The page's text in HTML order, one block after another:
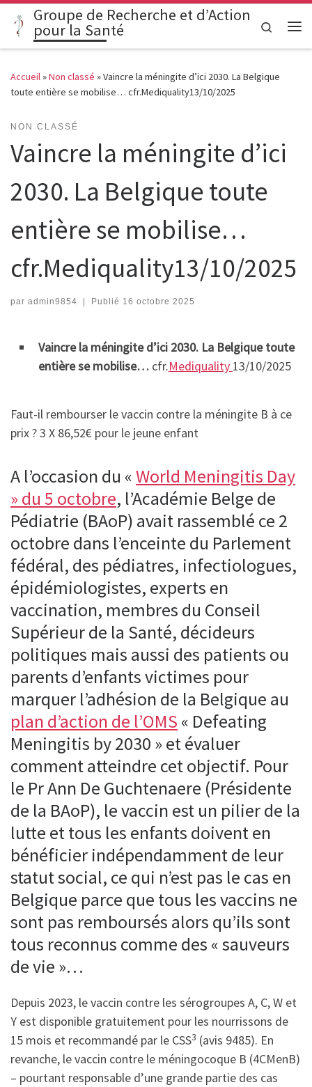
Passer au contenu
Groupe de Recherche et d’Action
pour la Santé
Search
Accueil»Non classé »Vaincre la méningite d’ici 2030. La Belgique
toute entière se mobilise… cfr.Mediquality13/10/2025
NON CLASSÉ
Vaincre la méningite d’ici
2030. La Belgique toute
entière se mobilise…
cfr.Mediquality13/10/2025
par admin9854 Publié 16 octobre 2025
Vaincre la méningite d’ici 2030. La Belgique toute
entière se mobilise… cfr.Mediquality 13/10/2025
Faut-il rembourser le vaccin contre la méningite B à ce
prix ? 3 X 86,52€ pour le jeune enfant
A l’occasion du «World Meningitis Day
» du 5 octobre, l’Académie Belge de
Pédiatrie (BAoP) avait rassemblé ce 2
octobre dans l’enceinte du Parlement
fédéral, des pédiatres, infectiologues,
épidémiologistes, experts en
vaccination, membres du Conseil
Supérieur de la Santé, décideurs
politiques mais aussi des patients ou
parents d’enfants victimes pour
marquer l’adhésion de la Belgique au
plan d’action de l’OMS « Defeating
Meningitis by 2030 » et évaluer
comment atteindre cet objectif. Pour
le Pr Ann De Guchtenaere (Présidente
de la BAoP), le vaccin est un pilier de la
lutte et tous les enfants doivent en
bénéficier indépendamment de leur
statut social, ce qui n’est pas le cas en
Belgique parce que tous les vaccins ne
sont pas remboursés alors qu’ils sont
tous reconnus comme des « sauveurs
de vie »…
Depuis 2023, le vaccin contre les sérogroupes A, C, W et
Y est disponible gratuitement pour les nourrissons de
15 mois et recommandé par le CSS3 (avis 9485). En
revanche, le vaccin contre le méningocoque B (4CMenB)
– pourtant responsable d’une grande partie des cas